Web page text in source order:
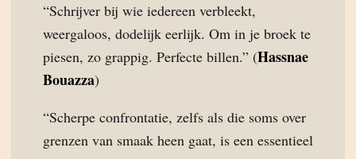
“Schrijver bij wie iedereen verbleekt,
weergaloos, dodelijk eerlijk. Om in je broek te
piesen, zo grappig. Perfecte billen.” (Hassnae
Bouazza)
“Scherpe confrontatie, zelfs als die soms over
grenzen van smaak heen gaat, is een essentieel